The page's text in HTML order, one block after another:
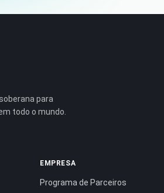
para
todo o mundo.
EMPRESA
Programa de Parceiros